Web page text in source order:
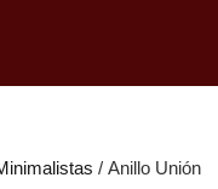
/ Anillo Unión